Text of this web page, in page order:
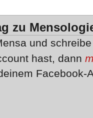
zu
und
hast, dann
Facebook-